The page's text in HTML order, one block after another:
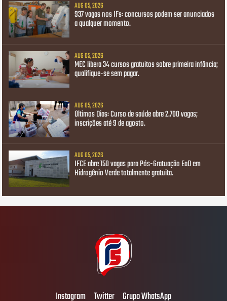
AUG 05, 2026
937 vagas nos IFs: concursos podem ser anunciados
a qualquer momento.
AUG 05, 2026
MEC libera 34 cursos gratuitos sobre primeira infância;
qualifique-se sem pagar.
AUG 05, 2026
Últimos Dias: Curso de saúde abre 2.700 vagas;
inscrições até 9 de agosto.
AUG 05, 2026
IFCE abre 150 vagas para Pós-Gratuação EaD em
Hidrogênio Verde totalmente gratuita.
Instagram Twitter Grupo WhatsApp